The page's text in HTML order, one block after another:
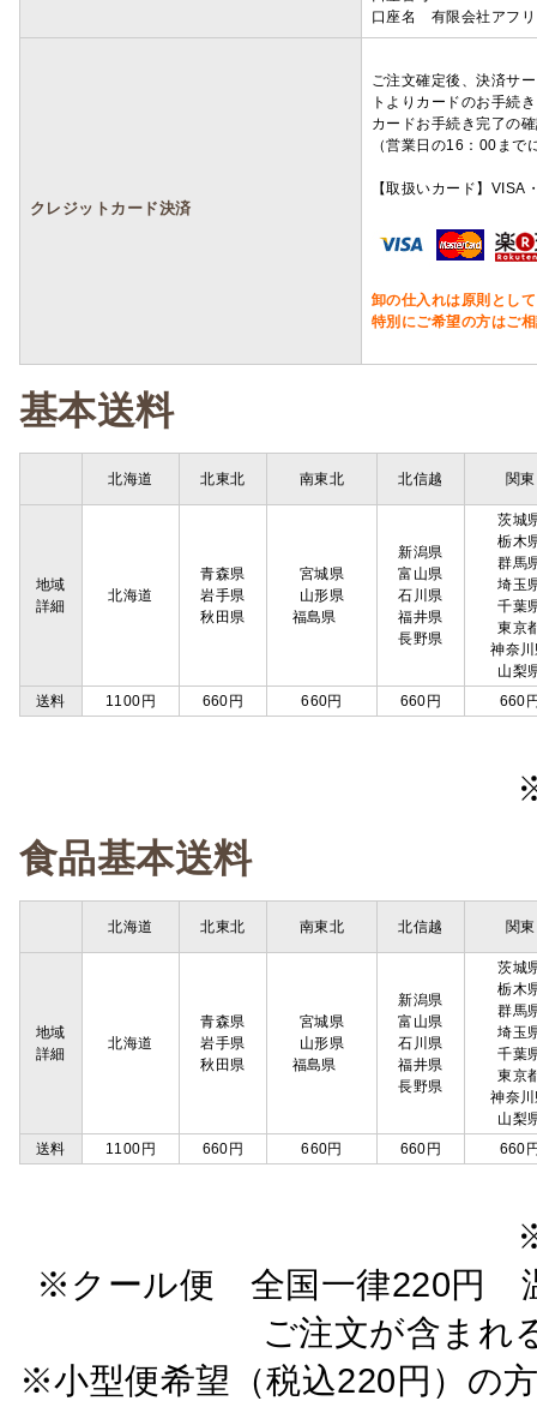
口座名 有限会社アフ
クレジットカード決済
ご注文確定後、決済サ
トよりカードのお手続
カードお手続き完了の
（営業日の16：00ま
【取扱いカード】
卸の仕入れは原則とし
特別にご希望の方はご
基本送料
北海道 北東北 南東北 北信越 関東
地域
詳細
北海道
青森県
岩手県
秋田県
宮城県
山形県
福島県
新潟県
富山県
石川県
福井県
長野県
茨城
栃木
群馬
埼玉
千葉
東京
神奈
山梨
送料
1100円 660円 660円 660円 660
食品基本送料
北海道 北東北 南東北 北信越 関東
地域
詳細
北海道
青森県
岩手県
秋田県
宮城県
山形県
福島県
新潟県
富山県
石川県
福井県
長野県
茨城
栃木
群馬
埼玉
千葉
東京
神奈
山梨
送料
1100円 660円 660円 660円 660
※クール便 全国一律220円
ご注文が含ま
※小型便希望（税込220円）の